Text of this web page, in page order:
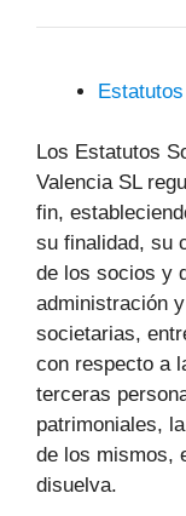
Los Estatutos
Valencia SL
fin,
su finalidad, su
de los socios y
administración
societarias,
con respecto a
terceras
patrimoniales,
de los mismos,
disuelva.